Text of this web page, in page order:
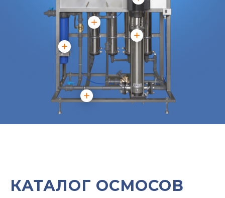
КАТАЛОГ ОСМОСОВ